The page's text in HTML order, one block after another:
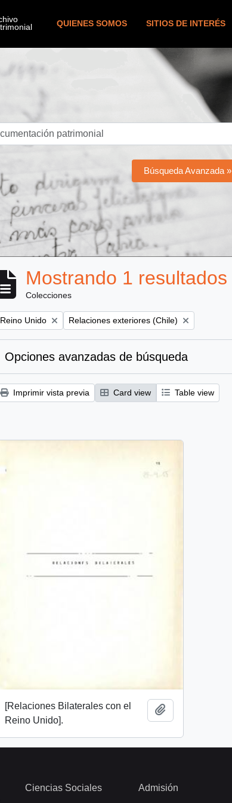
QUIENES SOMOS SITIOS DE INTERÉS
Búsqueda Avanzada »
Mostrando 1 resultados
Colecciones
Remove filter:
Reino Unido Remove filter:
Relaciones exteriores (Chile)
Opciones avanzadas de búsqueda
Imprimir vista previa Card view Table view
[Relaciones Bilaterales con el
Reino Unido].
Ciencias Sociales Admisión